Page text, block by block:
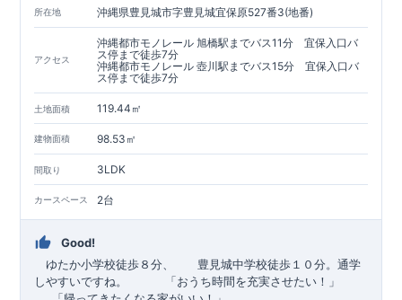
所在地 沖縄県豊見城市字豊見城宜保原527番3(地番)
アクセス
沖縄都市モノレール 旭橋駅までバス11分 宜保入口バ
ス停まで徒歩7分
沖縄都市モノレール 壺川駅までバス15分 宜保入口バ
ス停まで徒歩7分
土地面積 119.44㎡
建物面積 98.53㎡
間取り 3LDK
カースペース 2台
Good!
ゆたか小学校徒歩８分、 豊見城中学校徒歩１０分。通学
しやすいですね。
「おうち時間を充実させたい！」